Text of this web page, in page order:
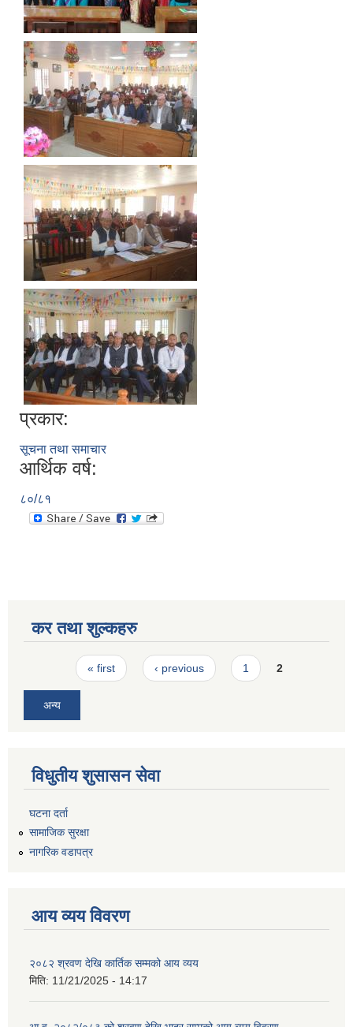
प्रकार:
सूचना तथा समाचार
आर्थिक वर्ष:
८०/८१
कर तथा शुल्कहरु
Pages« first ‹ previous 1 2
अन्य
विधुतीय शुसासन सेवा
घटना दर्ता
सामाजिक सुरक्षा
नागरिक वडापत्र
आय व्यय विवरण
२०८२ श्रवण देखि कार्तिक सम्मको आय व्यय
मिति: 11/21/2025 - 14:17